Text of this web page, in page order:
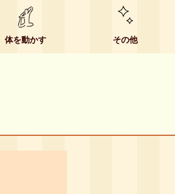
体を動かす その他